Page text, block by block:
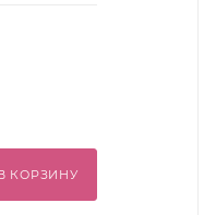
КОРЗИНУ